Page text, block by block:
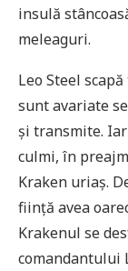
insulă
meleaguri.
Leo Steel
sunt avariate
și transmite.
culmi, în
Kraken uriaș.
ființă avea
Krakenul se
comandantului